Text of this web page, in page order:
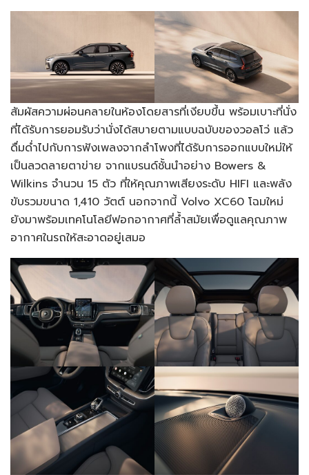
สัมผัสความผ่อนคลายในห้องโดยสารที่เงียบขึ้น พร้อมเบาะที่นั่ง
ที่ได้รับการยอมรับว่านั่งได้สบายตามแบบฉบับของวอลโว่ แล้ว
ดื่มด่ำไปกับการฟังเพลงจากลำโพงที่ได้รับการออกแบบใหม่ให้
เป็นลวดลายตาข่าย จากแบรนด์ชั้นนำอย่าง Bowers &
Wilkins จำนวน 15 ตัว ที่ให้คุณภาพเสียงระดับ HIFI และพลัง
ขับรวมขนาด 1,410 วัตต์ นอกจากนี้ Volvo XC60 โฉมใหม่
ยังมาพร้อมเทคโนโลยีฟอกอากาศที่ล้ำสมัยเพื่อดูแลคุณภาพ
อากาศในรถให้สะอาดอยู่เสมอ